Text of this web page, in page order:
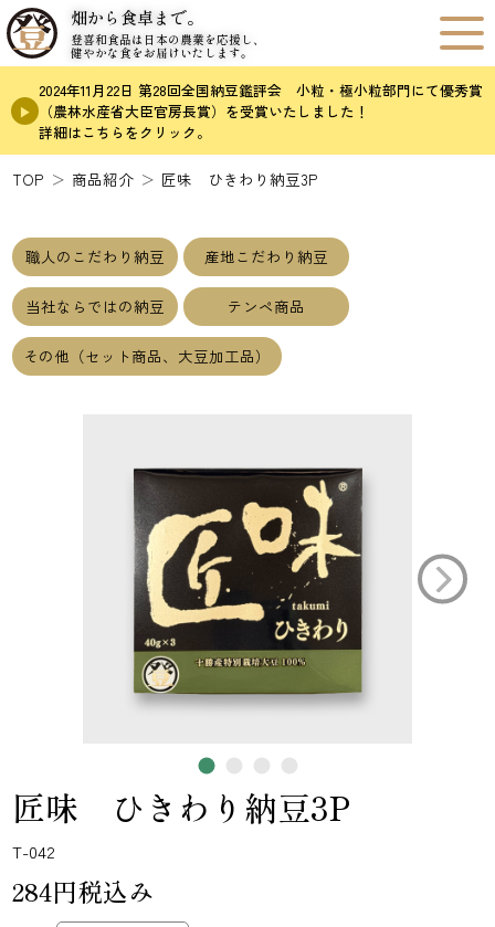
畑から食卓まで。
登喜和食品は日本の農業を応援し、
健やかな食をお届けいたします。
2024年11月22日 第28回全国納豆鑑評会 小粒・極小粒部門にて優秀賞
（農林水産省大臣官房長賞）を受賞いたしました！
詳細はこちらをクリック。
TOP 商品紹介 匠味 ひきわり納豆3P
職人のこだわり納豆 産地こだわり納豆
当社ならではの納豆 テンペ商品
その他（セット商品、大豆加工品）
匠味 ひきわり納豆3P
T-042
284円税込み